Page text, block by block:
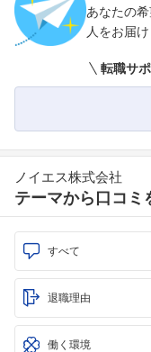
あなたの
人をお届け
転職サ
ノイエス株式会社
テーマから口コミ
すべて
退職理由
働く環境